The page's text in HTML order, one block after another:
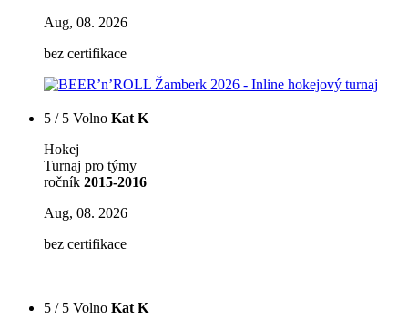
Aug, 08. 2026
bez certifikace
5 / 5 Volno Kat K
Hokej
Turnaj pro týmy
ročník 2015-2016
Aug, 08. 2026
bez certifikace
5 / 5 Volno Kat K